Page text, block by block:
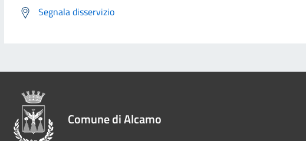
Segnala disservizio
Comune di Alcamo